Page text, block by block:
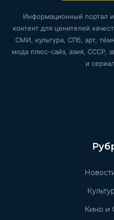
Информационный портал
контент для ценителей
СМИ, культура, СПб, арт,
мода плюс-сайз, азия, СССР,
и
Кино и